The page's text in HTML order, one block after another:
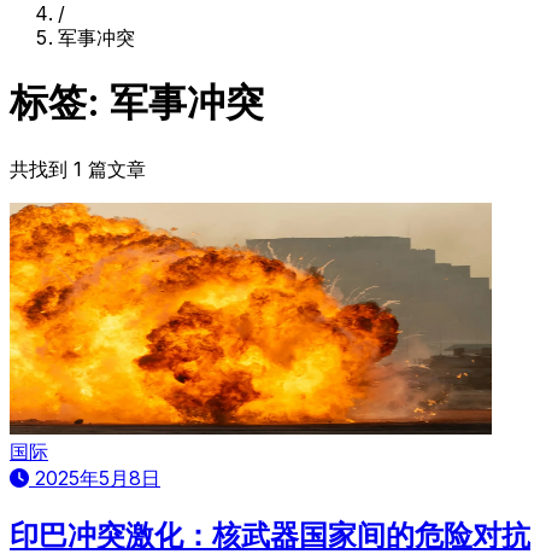
/
军事冲突
标签: 军事冲突
共找到 1 篇文章
国际
2025年5月8日
印巴冲突激化：核武器国家间的危险对抗